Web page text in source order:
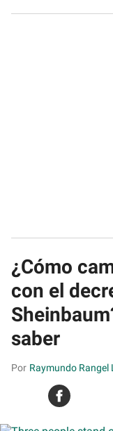
¿Cómo
con el
saber
Raymundo Rangel